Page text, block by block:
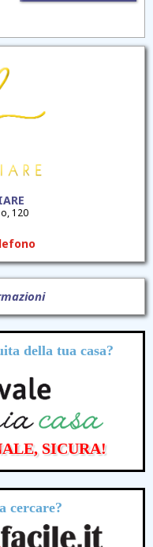
120
della tua casa?
SICURA!
cercare?